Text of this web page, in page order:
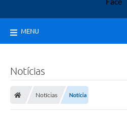
MENU
Notícias
Notícias Notícia